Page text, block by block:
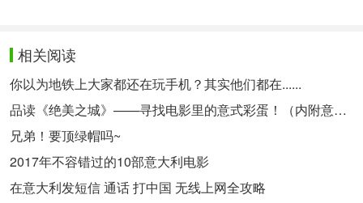
鸟群
（4）Un banco
Un banco di pesci：un gruppo di pasci
鱼群
相关阅读
你以为地铁上大家都还在玩手机？其实他们都在......
品读《绝美之城》——寻找电影里的意式彩蛋！（内附意语中字资源~）
兄弟！要顶绿帽吗~
2017年不容错过的10部意大利电影
在意大利发短信 通话 打中国 无线上网全攻略